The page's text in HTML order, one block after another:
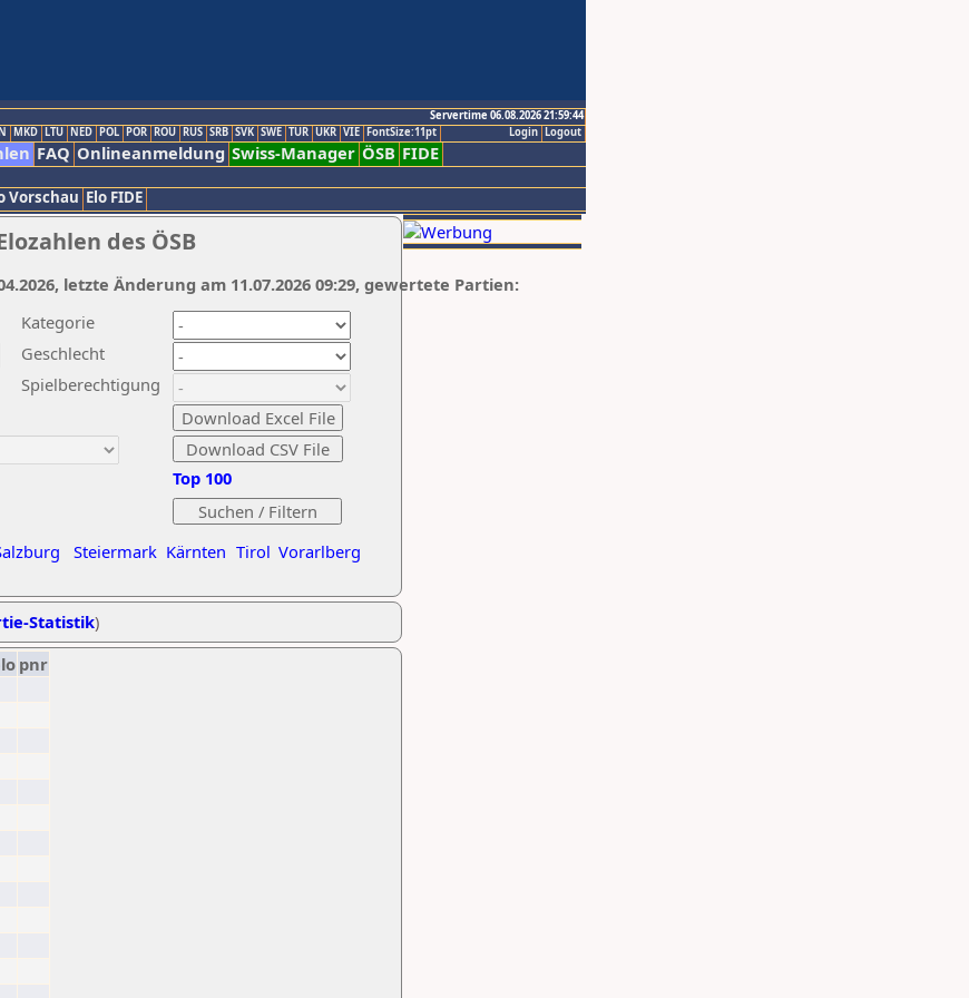
Servertime 06.08.2026 21:59:44
Logout
Login
MKD LTU NED POL POR ROU RUS SRB SVK SWE TUR UKR VIE FontSize:11pt
FAQ Onlineanmeldung Swiss-Manager ÖSB FIDE
Vorschau Elo FIDE
des ÖSB
Kategorie
Geschlecht
Spielberechtigung
Steiermark Kärnten Tirol Vorarlberg
Top 100
letzte Änderung am 11.07.2026 09:29, gewertete Partien:
Statistik)
pnr